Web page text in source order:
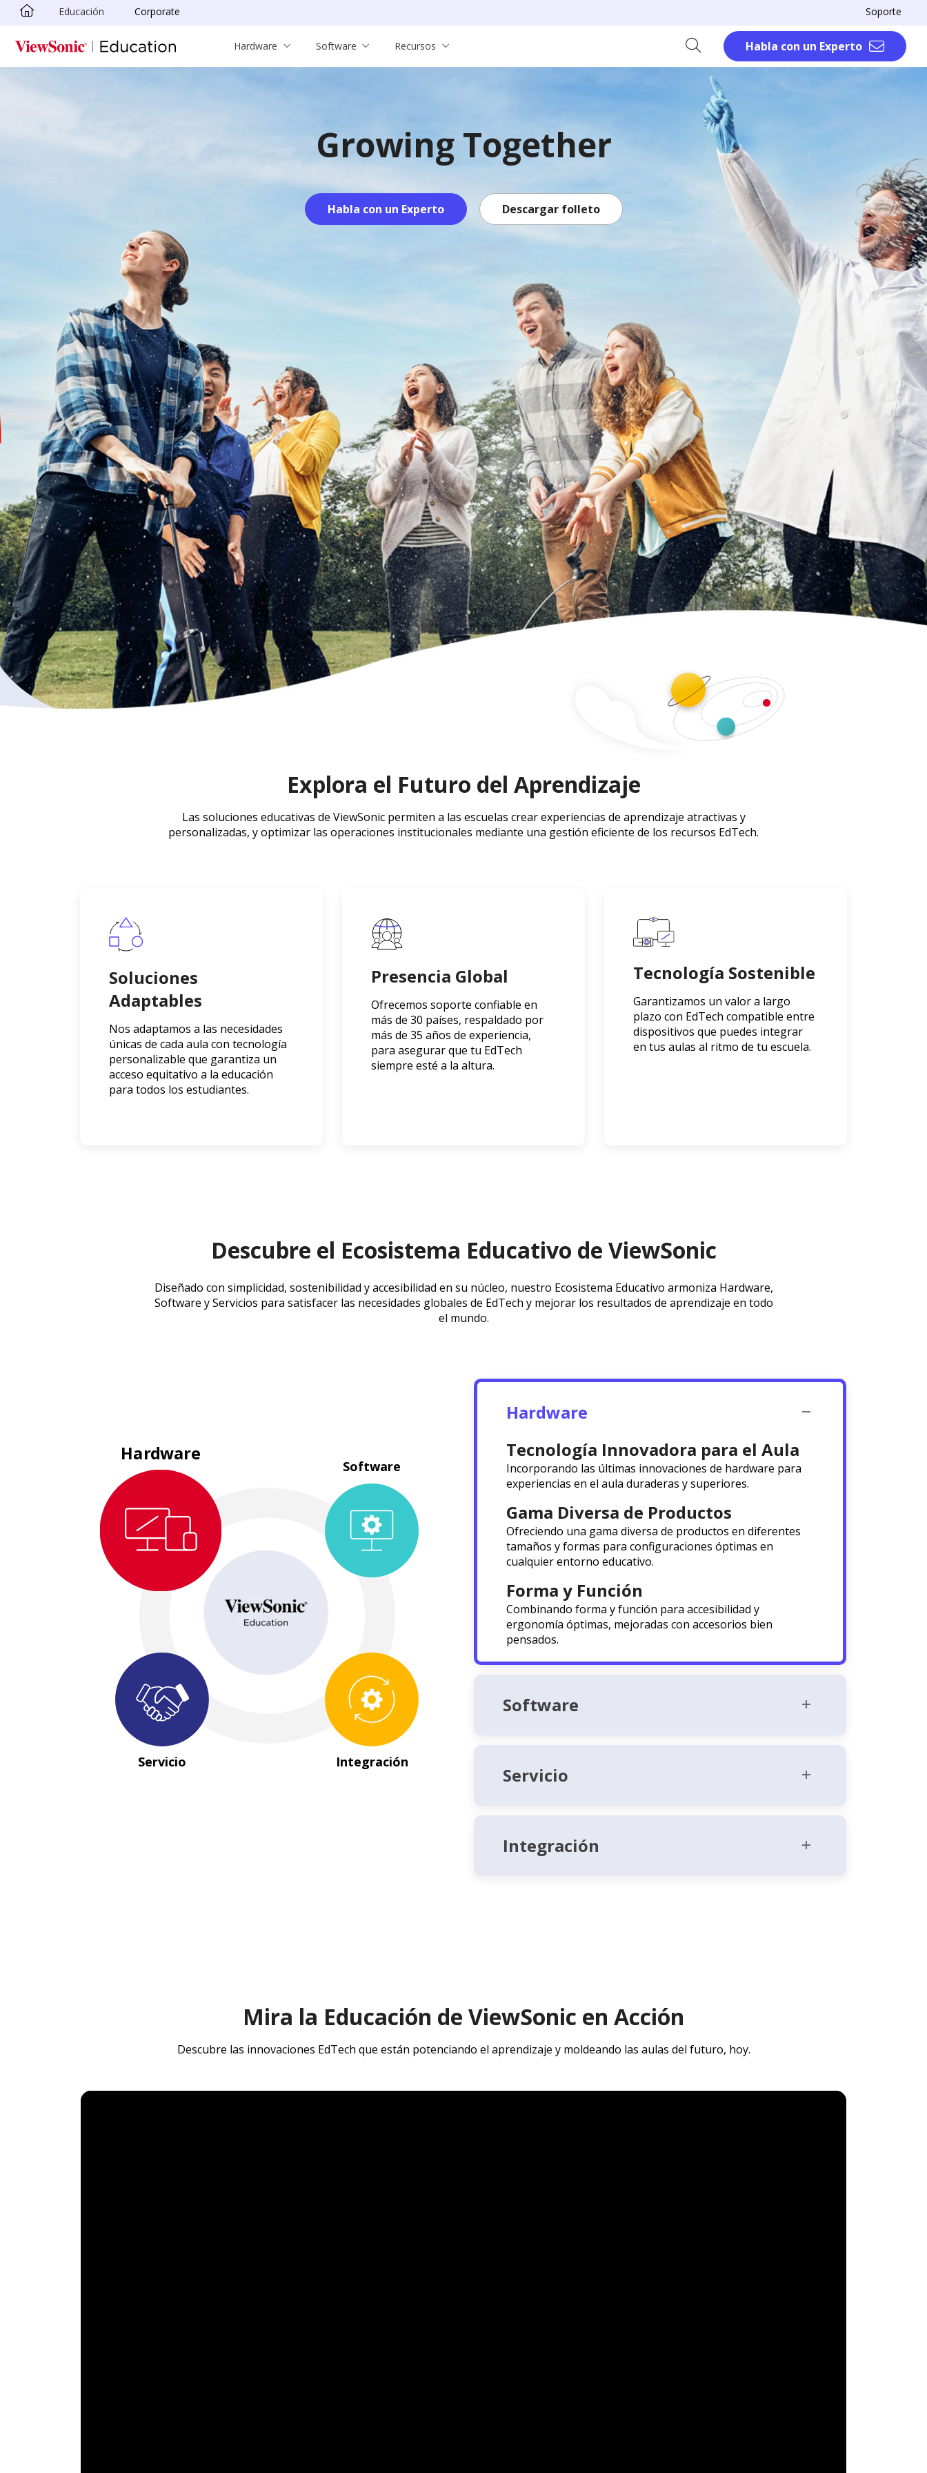
Skip to main content
Educación Corporate Soporte
Hardware Software Recursos Habla con un Experto
Growing Together
Habla con un Experto Descargar folleto
Explora el Futuro del Aprendizaje
Las soluciones educativas de ViewSonic permiten a las escuelas crear experiencias de aprendizaje atractivas y
personalizadas, y optimizar las operaciones institucionales mediante una gestión eficiente de los recursos EdTech.
Soluciones
Adaptables
Nos adaptamos a las necesidades
únicas de cada aula con tecnología
personalizable que garantiza un
acceso equitativo a la educación
para todos los estudiantes.
Presencia Global
Ofrecemos soporte confiable en
más de 30 países, respaldado por
más de 35 años de experiencia,
para asegurar que tu EdTech
siempre esté a la altura.
Tecnología Sostenible
Garantizamos un valor a largo
plazo con EdTech compatible entre
dispositivos que puedes integrar
en tus aulas al ritmo de tu escuela.
Descubre el Ecosistema Educativo de ViewSonic
Diseñado con simplicidad, sostenibilidad y accesibilidad en su núcleo, nuestro Ecosistema Educativo armoniza Hardware,
Software y Servicios para satisfacer las necesidades globales de EdTech y mejorar los resultados de aprendizaje en todo
el mundo.
Hardware
Tecnología Innovadora para el Aula
Incorporando las últimas innovaciones de hardware para
experiencias en el aula duraderas y superiores.
Gama Diversa de Productos
Ofreciendo una gama diversa de productos en diferentes
tamaños y formas para configuraciones óptimas en
cualquier entorno educativo.
Forma y Función
Combinando forma y función para accesibilidad y
ergonomía óptimas, mejoradas con accesorios bien
pensados.
Software
Servicio
Integración
Mira la Educación de ViewSonic en Acción
Descubre las innovaciones EdTech que están potenciando el aprendizaje y moldeando las aulas del futuro, hoy.